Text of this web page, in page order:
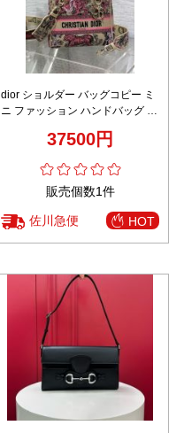
dior ショルダー バッグコピー ミ
ニ ファッション ハンドバッグ 優
刺繍 ピンク37500円
販売個数1件
佐川急便 HOT